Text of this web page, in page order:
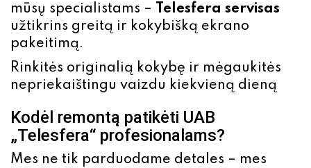
mūsų specialistams – Telesfera servisas
užtikrins greitą ir kokybišką ekrano
pakeitimą.
Rinkitės originalią kokybę ir mėgaukitės
nepriekaištingu vaizdu kiekvieną dieną
Kodėl remontą patikėti UAB
„Telesfera“ profesionalams?
Mes ne tik parduodame detales – mes